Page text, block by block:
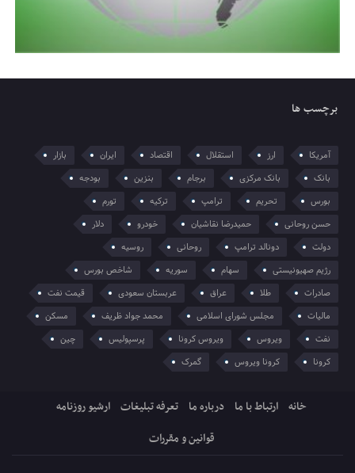
برچسب ها
آمریکا ارز استقلال اقتصاد ایران
بازار
بانک
بانک مرکزی برجام بنزین
بودجه
بورس
تحریم ترامپ ترکیه
تورم
حسن روحانی
حمیدرضا نقاشیان خودرو
دلار
دولت
دونالد ترامپ روحانی
روسیه
رژیم صهیونیستی
سهام سوریه
شاخص بورس
صادرات
طلا عراق عربستان سعودی
قیمت نفت
مالیات
مجلس شورای اسلامی محمد جواد ظریف
مسکن
نفت
ویروس ویروس کرونا پرسپولیس
چین
کرونا
کرونا ویروس گمرک
خانه ارتباط با ما درباره ما تعرفه تبلیغات ارشیو روزنامه
قوانین و مقررات